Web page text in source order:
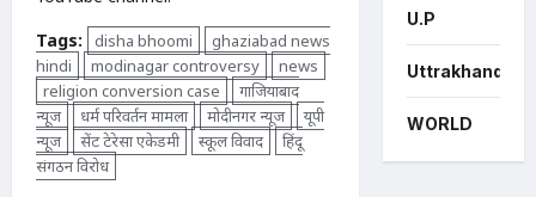
Tags:
disha bhoomi
ghaziabad news
hindi
modinagar controversy
news
religion conversion case
गाजियाबाद
न्यूज
धर्म परिवर्तन मामला मोदीनगर न्यूज
यूपी
न्यूज
सेंट टेरेसा एकेडमी स्कूल विवाद
हिंदू
संगठन विरोध
U.P
Uttrakhand
WORLD